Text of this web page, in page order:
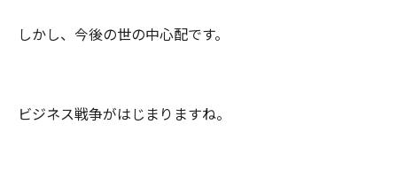
しかし、今後の世の中心配です。
ビジネス戦争がはじまりますね。